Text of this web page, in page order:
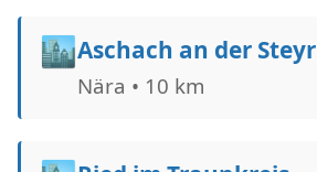
🏙️Aschach an der Steyr
Nära • 10 km